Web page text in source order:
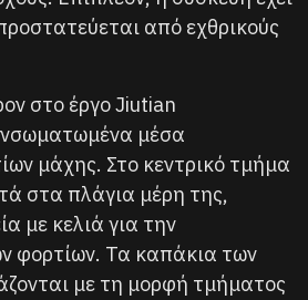
από εχθρικούς
στο έργο Jiutian
μέσα
μάχης. Στο κεντρικό τμήμα
στα πλάγια μέρη της,
με κελιά για την
φορτίων. Τα καπάκια των
με τη μορφή τμήματος